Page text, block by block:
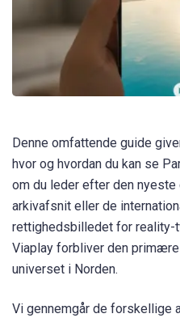
Denne omfattende guide
hvor og hvordan du kan se
om du leder efter den
arkivafsnit eller de
rettighedsbilledet for reality-
Viaplay forbliver den
universet i Norden.
Vi gennemgår de forskellige